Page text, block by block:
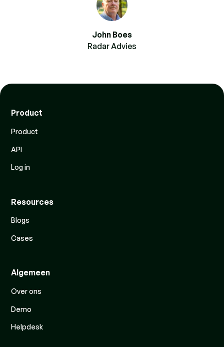
John Boes
Radar Advies
Product
Product
API
Log in
Resources
Blogs
Cases
Algemeen
Over ons
Demo
Helpdesk